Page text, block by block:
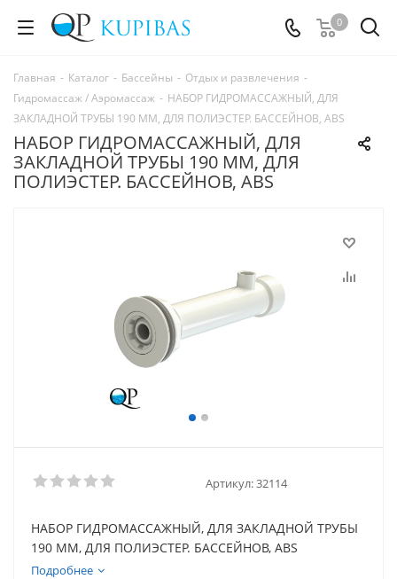
0
Главная - Каталог - Бассейны - Отдых и развлечения -
Гидромассаж / Аэромассаж - НАБОР ГИДРОМАССАЖНЫЙ, ДЛЯ
ЗАКЛАДНОЙ ТРУБЫ 190 ММ, ДЛЯ ПОЛИЭСТЕР. БАССЕЙНОВ, ABS
НАБОР ГИДРОМАССАЖНЫЙ, ДЛЯ
ЗАКЛАДНОЙ ТРУБЫ 190 ММ, ДЛЯ
ПОЛИЭСТЕР. БАССЕЙНОВ, ABS
Артикул:32114
НАБОР ГИДРОМАССАЖНЫЙ, ДЛЯ ЗАКЛАДНОЙ ТРУБЫ
190 ММ, ДЛЯ ПОЛИЭСТЕР. БАССЕЙНОВ, ABS
Подробнее